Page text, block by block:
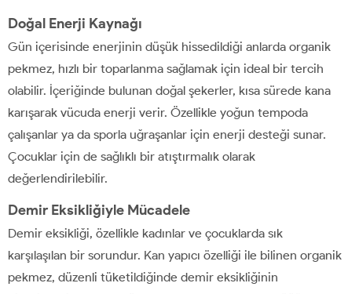
Doğal Enerji Kaynağı
Gün içerisinde enerjinin düşük hissedildiği anlarda organik
pekmez, hızlı bir toparlanma sağlamak için ideal bir tercih
olabilir. İçeriğinde bulunan doğal şekerler, kısa sürede kana
karışarak vücuda enerji verir. Özellikle yoğun tempoda
çalışanlar ya da sporla uğraşanlar için enerji desteği sunar.
Çocuklar için de sağlıklı bir atıştırmalık olarak
değerlendirilebilir.
Demir Eksikliğiyle Mücadele
Demir eksikliği, özellikle kadınlar ve çocuklarda sık
karşılaşılan bir sorundur. Kan yapıcı özelliği ile bilinen organik
pekmez, düzenli tüketildiğinde demir eksikliğinin